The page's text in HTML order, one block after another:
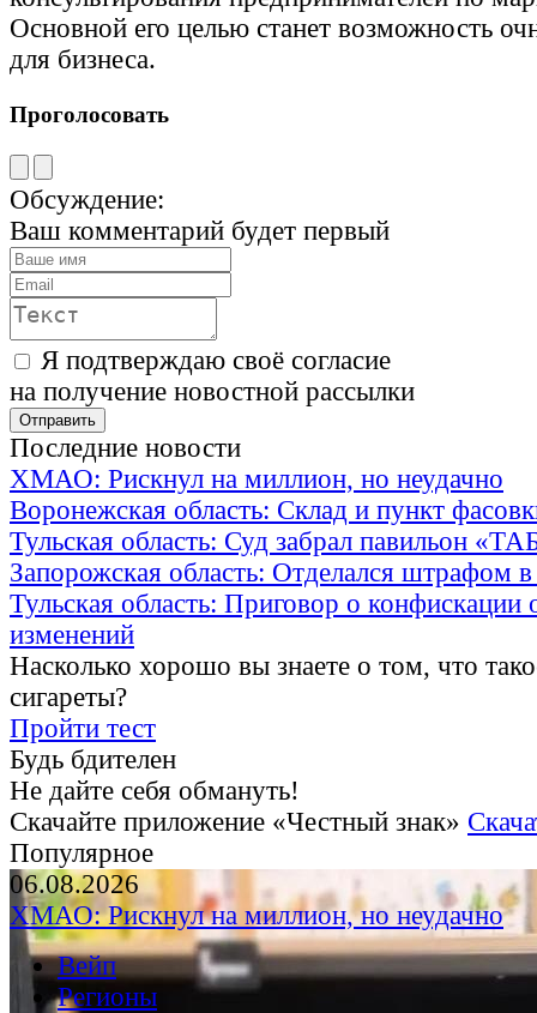
Основной его целью станет возможность
для бизнеса.
Проголосовать
Обсуждение:
Ваш комментарий будет первый
Я подтверждаю своё согласие
на получение новостной рассылки
Последние новости
ХМАО: Рискнул на миллион, но неудачно
Воронежская область: Склад и пункт
Тульская область: Суд забрал павильон
Запорожская область: Отделался штрафом
Тульская область: Приговор о конфискации
изменений
Насколько хорошо вы знаете о том, что
сигареты?
Пройти тест
Будь бдителен
Не дайте себя обмануть!
Скачайте приложение «Честный знак»
Популярное
06.08.2026
ХМАО: Рискнул на миллион, но неудачно
Вейп
Регионы